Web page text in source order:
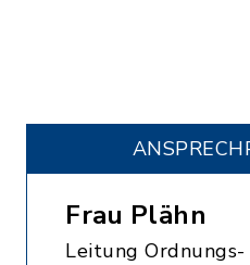
Frau Plähn
Leitung